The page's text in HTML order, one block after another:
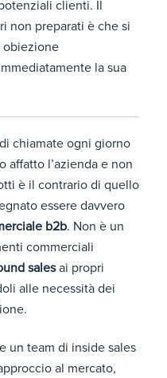
clienti. Il
non preparati è che si
obiezione
la sua
chiamate ogni giorno
affatto l’azienda e non
è il contrario di quello
essere davvero
b2b. Non è un
commerciali
salesai propri
alle necessità dei
un team di inside sales
al mercato,